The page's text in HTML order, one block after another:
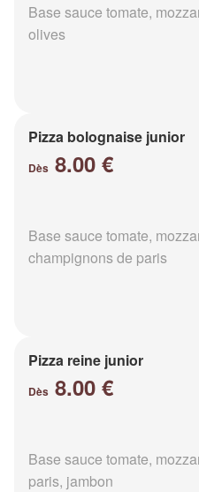
Base sauce tomate,
olives
Pizza bolognaise junior
Dès 8.00 €
Base sauce tomate,
champignons de paris
Pizza reine junior
Dès 8.00 €
Base sauce tomate,
paris, jambon